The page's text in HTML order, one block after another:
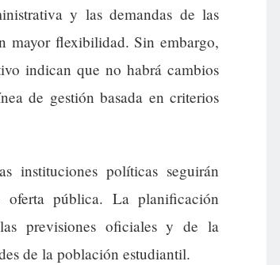
y las demandas de las
mayor flexibilidad. Sin embargo,
indican que no habrá cambios
de gestión basada en criterios
políticas seguirán
pública. La planificación
previsiones oficiales y de la
de la población estudiantil.